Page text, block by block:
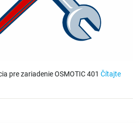
pre zariadenie OSMOTIC 401 Čítajte